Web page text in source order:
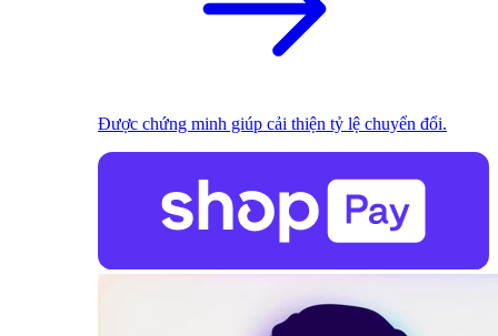
Được chứng minh giúp cải thiện tỷ lệ chuyển đổi.